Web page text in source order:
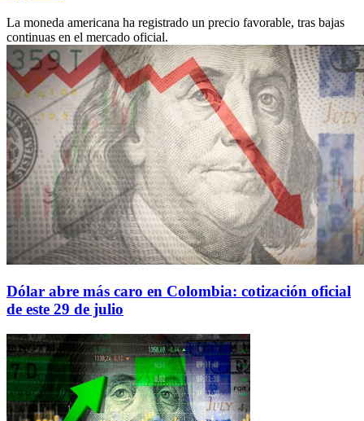
La moneda americana ha registrado un precio favorable, tras bajas
continuas en el mercado oficial.
Dólar abre más caro en Colombia: cotización oficial
de este 29 de julio